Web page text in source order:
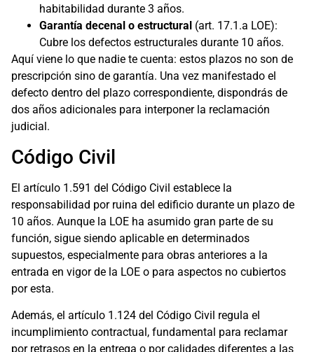
habitabilidad durante 3 años.
Garantía decenal o estructural (art. 17.1.a LOE):
Cubre los defectos estructurales durante 10 años.
Aquí viene lo que nadie te cuenta: estos plazos no son de
prescripción sino de garantía. Una vez manifestado el
defecto dentro del plazo correspondiente, dispondrás de
dos años adicionales para interponer la reclamación
judicial.
Código Civil
El artículo 1.591 del Código Civil establece la
responsabilidad por ruina del edificio durante un plazo de
10 años. Aunque la LOE ha asumido gran parte de su
función, sigue siendo aplicable en determinados
supuestos, especialmente para obras anteriores a la
entrada en vigor de la LOE o para aspectos no cubiertos
por esta.
Además, el artículo 1.124 del Código Civil regula el
incumplimiento contractual, fundamental para reclamar
por retrasos en la entrega o por calidades diferentes a las